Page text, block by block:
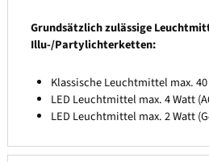
Grundsätzlich zulässige
Illu-/Partylichterketten:
Klassische Leuchtmittel max.
LED Leuchtmittel max. 4 Watt
LED Leuchtmittel max. 2 Watt